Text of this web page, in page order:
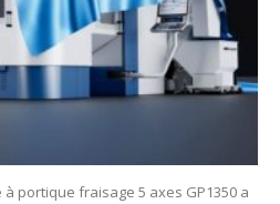
portique fraisage 5 axes GP1350 a